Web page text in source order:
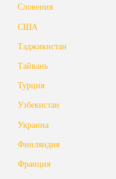
Словения
США
Таджикистан
Тайвань
Турция
Узбекистан
Украина
Финляндия
Франция